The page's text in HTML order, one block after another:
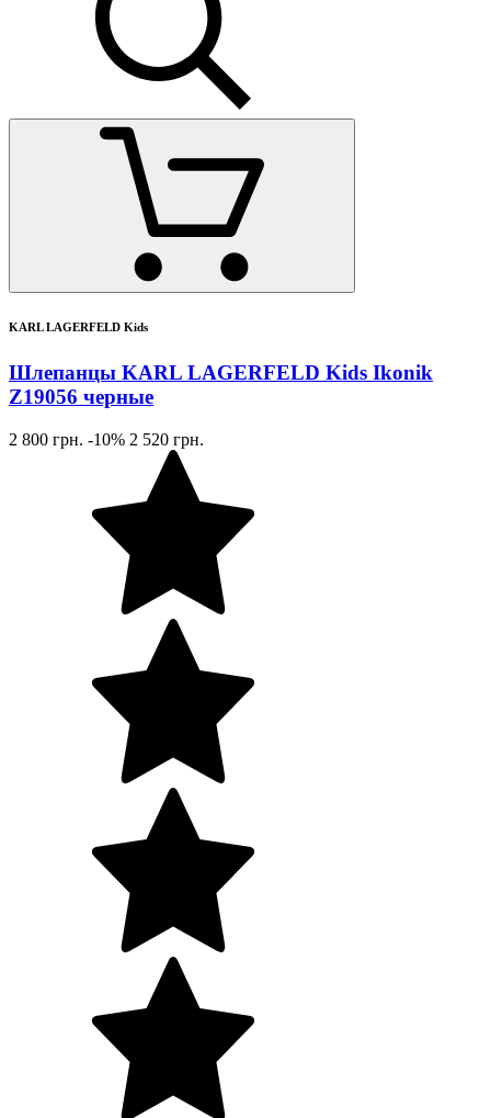
KARL LAGERFELD Kids
Шлепанцы KARL LAGERFELD Kids Ikonik
Z19056 черные
2 800 грн. -10% 2 520 грн.